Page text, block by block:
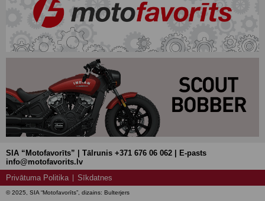
SIA “Motofavorīts” | Tālrunis +371 676 06 062 | E-pasts
info@motofavorits.lv
Privātuma Politika
Sīkdatnes
© 2025, SIA “Motofavorīts”, dizains: Bulterjers